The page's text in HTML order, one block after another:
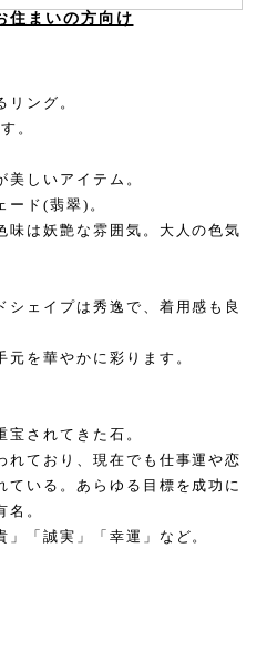
住まいの方向け
リング。
。
しいアイテム。
ード(翡翠)。
味は妖艶な雰囲気。大人の色気
シェイプは秀逸で、着用感も良
を華やかに彩ります。
されてきた石。
れており、現在でも仕事運や恋
ている。あらゆる目標を成功に
名。
「誠実」「幸運」など。